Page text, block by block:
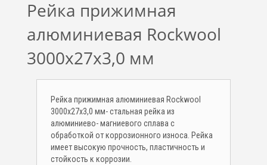
Рейка прижимная
алюминиевая Rockwool
3000x27x3,0 мм
Рейка прижимная алюминиевая Rockwool
3000x27x3,0 мм- стальная рейка из
алюминиево- магниевого сплава с
обработкой от коррозионного износа. Рейка
имеет высокую прочность, пластичность и
стойкость к коррозии.